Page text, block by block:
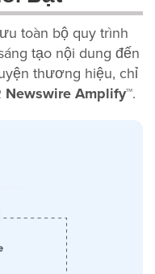
toàn bộ quy trình
tạo nội dung đến
thương hiệu, chỉ
Newswire Amplify™.